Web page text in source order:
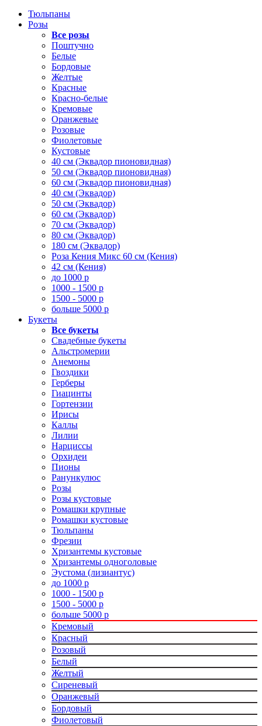
Тюльпаны
Розы
Все розы
Поштучно
Белые
Бордовые
Желтые
Красные
Красно-белые
Кремовые
Оранжевые
Розовые
Фиолетовые
Кустовые
40 см (Эквадор пионовидная)
50 см (Эквадор пионовидная)
60 см (Эквадор пионовидная)
40 см (Эквадор)
50 см (Эквадор)
60 см (Эквадор)
70 см (Эквадор)
80 см (Эквадор)
180 см (Эквадор)
Роза Кения Микс 60 см (Кения)
42 см (Кения)
до 1000 р
1000 - 1500 р
1500 - 5000 р
больше 5000 р
Букеты
Все букеты
Свадебные букеты
Альстромерии
Анемоны
Гвоздики
Герберы
Гиацинты
Гортензии
Ирисы
Каллы
Лилии
Нарциссы
Орхидеи
Пионы
Ранункулюс
Розы
Розы кустовые
Ромашки крупные
Ромашки кустовые
Тюльпаны
Фрезии
Хризантемы кустовые
Хризантемы одноголовые
Эустома (лизиантус)
до 1000 р
1000 - 1500 р
1500 - 5000 р
больше 5000 р
Кремовый
Красный
Розовый
Белый
Желтый
Сиреневый
Оранжевый
Бордовый
Фиолетовый